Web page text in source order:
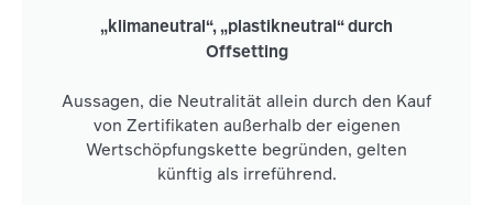
„klimaneutral“, „plastikneutral“ durch
Offsetting
Aussagen, die Neutralität allein durch den Kauf
von Zertifikaten außerhalb der eigenen
Wertschöpfungskette begründen, gelten
künftig als irreführend.